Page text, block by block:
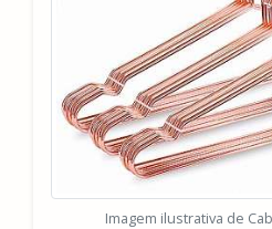
Imagem ilustrativa de